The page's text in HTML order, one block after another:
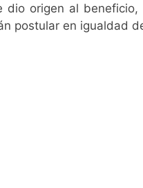
dio origen al
postular en igualdad